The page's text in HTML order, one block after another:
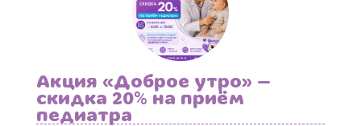
Акция «Доброе утро» —
скидка 20% на приём
педиатра